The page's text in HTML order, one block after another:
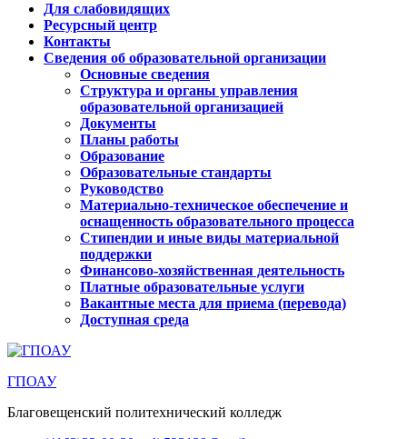
Для слабовидящих
Ресурсный центр
Контакты
Сведения об образовательной организации
Основные сведения
Структура и органы управления
образовательной организацией
Документы
Планы работы
Образование
Образовательные стандарты
Руководство
Материально-техническое обеспечение и
оснащенность образовательного процесса
Стипендии и иные виды материальной
поддержки
Финансово-хозяйственная деятельность
Платные образовательные услуги
Вакантные места для приема (перевода)
Доступная среда
ГПОАУ
Благовещенский политехнический колледж